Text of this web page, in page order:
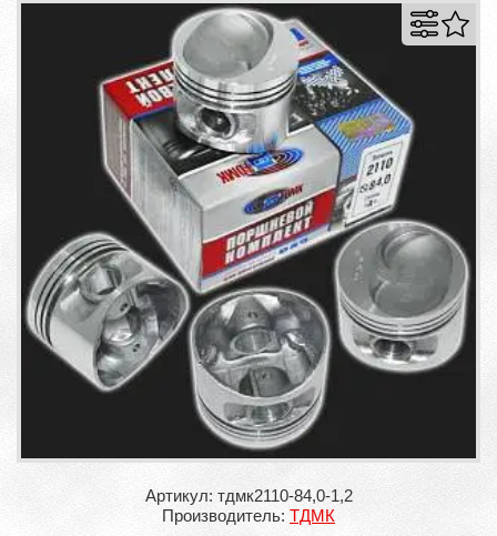
Артикул: тдмк2110-84,0-1,2
Производитель: ТДМК